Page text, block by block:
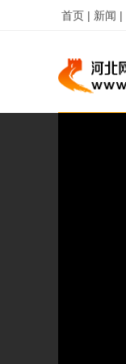
首页 | 新闻 |